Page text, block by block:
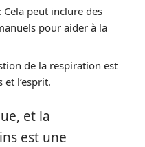
: Cela peut inclure des
pour aider à la
de la respiration est
l’esprit.
et la
est une